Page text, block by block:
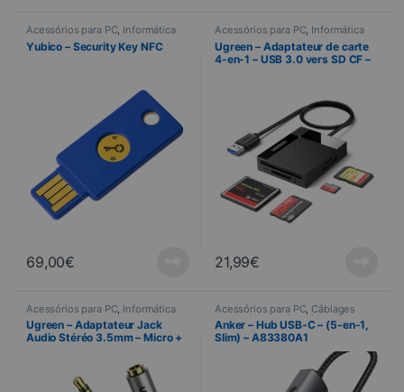
Acessórios para PC, Informática
Yubico – Security Key NFC
69,00€
Acessórios para PC, Informática
Ugreen – Adaptateur de carte
4-en-1 – USB 3.0 vers SD CF –
21,99€
Acessórios para PC Informática
Ugreen – Adaptateur Jack
Audio Stéréo 3.5mm – Micro +
Acessórios para PC Câblages
multimédias, Informática
Anker – Hub USB-C – (5-en-1,
Slim) – A83380A1